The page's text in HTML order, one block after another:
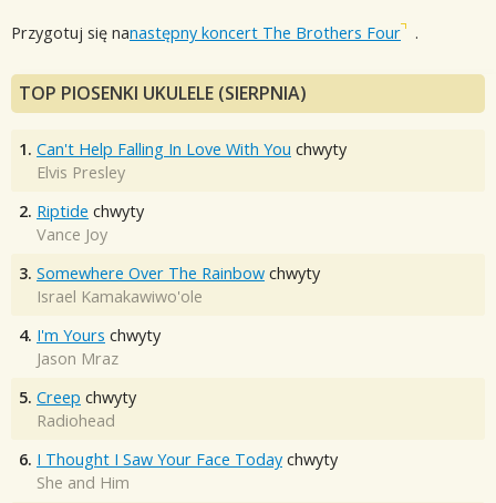
Przygotuj się nanastępny koncert The Brothers Four .
TOP PIOSENKI UKULELE (SIERPNIA)
1. Can't Help Falling In Love With You chwyty
Elvis Presley
2. Riptide chwyty
Vance Joy
3. Somewhere Over The Rainbow chwyty
Israel Kamakawiwo'ole
4. I'm Yours chwyty
Jason Mraz
5. Creep chwyty
Radiohead
6. I Thought I Saw Your Face Today chwyty
She and Him